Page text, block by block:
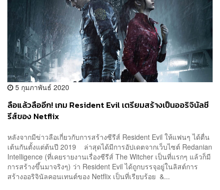
5 กุมภาพันธ์ 2020
ลือแล้วลืออีก! เกม Resident Evil เตรียมสร้างเป็นออริจินัลซี
รีส์ของ Netflix
หลังจากมีข่าวลือเกี่ยวกับการสร้างซีรีส์ Resident Evil ให้แฟนๆ ได้ตื่น
เต้นกันตั้งแต่ต้นปี 2019 ล่าสุดได้มีการอัปเดตจากเว็บไซต์ Redanian
Intelligence (ที่เคยรายงานเรื่องซีรีส์ The Witcher เป็นที่แรกๆ แล้วก็มี
การสร้างขึ้นมาจริงๆ) ว่า Resident Evil ได้ถูกบรรจุอยู่ในลิสต์การ
สร้างออริจินัลคอนเทนต์ของ Netflix เป็นที่เรียบร้อย &...